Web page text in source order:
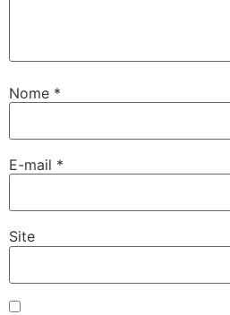
Nome *
E-mail *
Site